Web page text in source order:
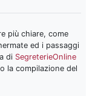
più chiare, come
ed i passaggi
di SegreterieOnline
la compilazione del